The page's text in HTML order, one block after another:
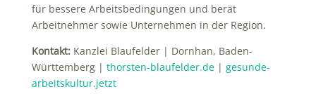
für bessere Arbeitsbedingungen und berät
Arbeitnehmer sowie Unternehmen in der Region.
Kontakt:Kanzlei Blaufelder | Dornhan, Baden-
Württemberg | thorsten-blaufelder.de| gesunde-
arbeitskultur.jetzt